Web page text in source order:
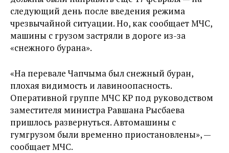
следующий день после введения режима
чрезвычайной ситуации. Но, как сообщает МЧС,
машины с грузом застряли в дороге из-за
«снежного бурана».
«На перевале Чапчыма был снежный буран,
плохая видимость и лавиноопасность.
Оперативной группе МЧС КР под руководством
заместителя министра Равшана Рысбаева
пришлось развернуться. Автомашины с
гумгрузом были временно приостановлены», —
сообщает МЧС.